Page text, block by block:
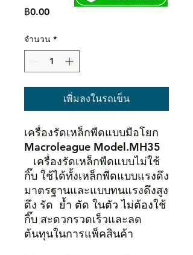
฿0.00ราคา
จำนวน *
เพิ่มลงในรถเข็น
เครื่องรัดเหล็กพืดแบบมือโยก
Macroleague Model.MH35
เครื่องรัดเหล็กพืดแบบไม่ใช้
กิ๊บ ใช้ได้ทั้งเหล็กพืดแบบแรงดึง
มาตรฐานและแบบทนแรงดึงสูง
ดึง รัด ย้ำ ตัด ในตัว ไม่ต้องใช้
กิ๊บ สะดวกรวดเร็วและลด
ต้นทุนในการแพ็คสินค้า